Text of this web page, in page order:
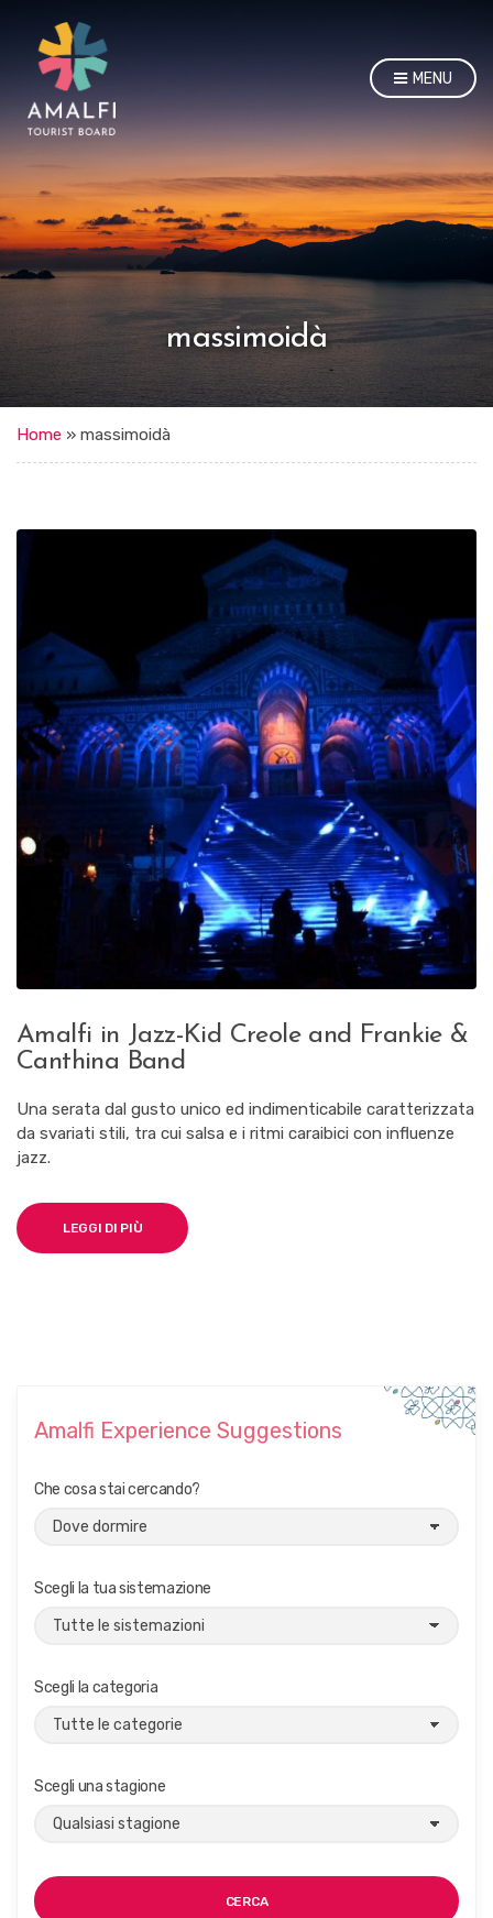
MENU
massimoidà
Home » massimoidà
Amalfi in Jazz-Kid Creole and Frankie &
Canthina Band
Una serata dal gusto unico ed indimenticabile caratterizzata
da svariati stili, tra cui salsa e i ritmi caraibici con influenze
jazz.
LEGGI DI PIÙ
Amalfi Experience Suggestions
Che cosa stai cercando?
Scegli la tua sistemazione
Scegli la categoria
Scegli una stagione
CERCA